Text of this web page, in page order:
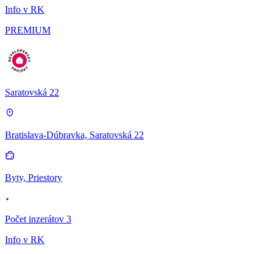
Info v RK
PREMIUM
Saratovská 22
Bratislava-Dúbravka, Saratovská 22
Byty, Priestory
Počet inzerátov 3
Info v RK